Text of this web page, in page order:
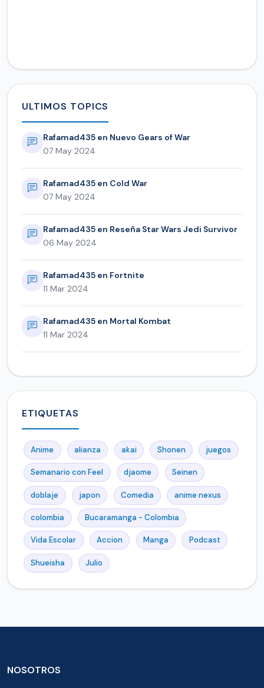
ULTIMOS TOPICS
Rafamad435 en Nuevo Gears of War
07 May 2024
Rafamad435 en Cold War
07 May 2024
Rafamad435 en Reseña Star Wars Jedi Survivor
06 May 2024
Rafamad435 en Fortnite
11 Mar 2024
Rafamad435 en Mortal Kombat
11 Mar 2024
ETIQUETAS
Anime alianza akai Shonen juegos
Semanario con Feel djaome Seinen
doblaje japon Comedia anime nexus
colombia Bucaramanga - Colombia
Vida Escolar Accion Manga Podcast
Shueisha Julio
NOSOTROS